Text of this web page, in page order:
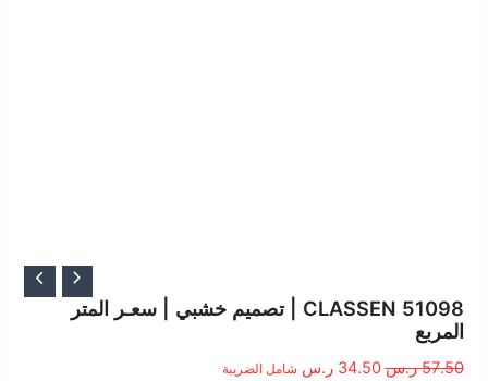
CLASSEN 51098 | تصميم خشبي | سعـر المتر
المربع
57.50 ر.س
الأصلي
34.50 ر.س
الحالي
شامل الضريبة